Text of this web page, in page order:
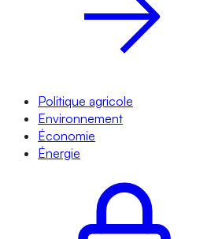
Politique agricole
Environnement
Économie
Énergie